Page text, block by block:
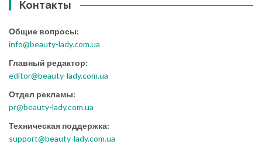
Контакты
Общие вопросы:
info@beauty-lady.com.ua
Главный редактор:
editor@beauty-lady.com.ua
Отдел рекламы:
pr@beauty-lady.com.ua
Техническая поддержка:
support@beauty-lady.com.ua